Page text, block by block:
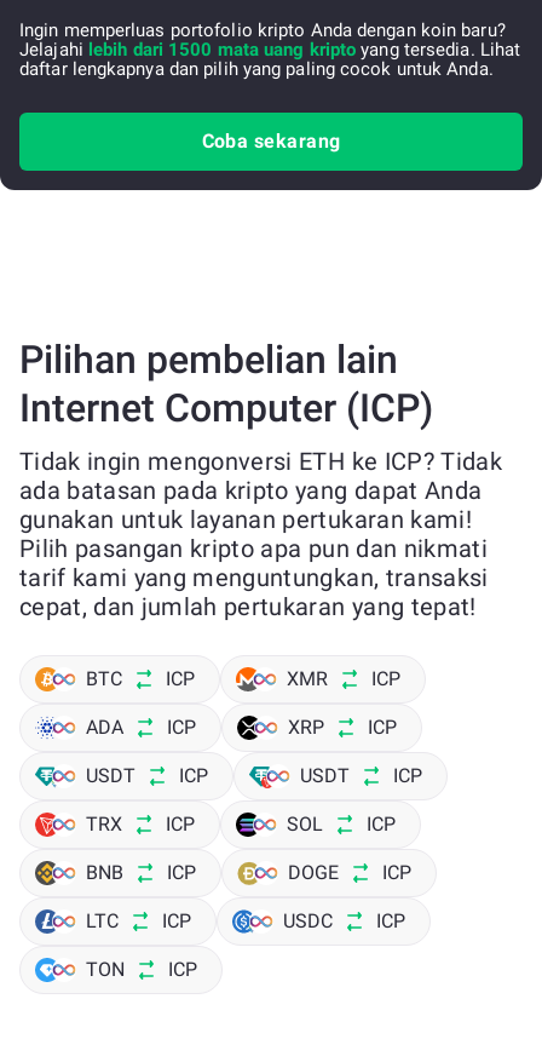
Ingin memperluas portofolio kripto Anda dengan koin baru?
Jelajahi lebih dari 1500 mata uang kripto yang tersedia. Lihat
daftar lengkapnya dan pilih yang paling cocok untuk Anda.
Coba sekarang
Pilihan pembelian lain
Internet Computer (ICP)
Tidak ingin mengonversi ETH ke ICP? Tidak
ada batasan pada kripto yang dapat Anda
gunakan untuk layanan pertukaran kami!
Pilih pasangan kripto apa pun dan nikmati
tarif kami yang menguntungkan, transaksi
cepat, dan jumlah pertukaran yang tepat!
BTC ICP XMR ICP
ADA ICP XRP ICP
USDT ICP USDT ICP
TRX ICP SOL ICP
BNB ICP DOGE ICP
LTC ICP USDC ICP
TON ICP